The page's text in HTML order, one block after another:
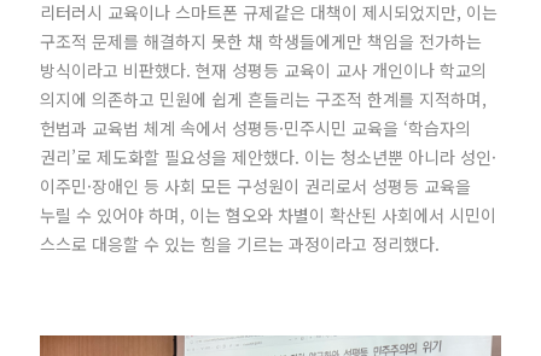
리터러시 교육이나 스마트폰 규제같은 대책이 제시되었지만, 이는
구조적 문제를 해결하지 못한 채 학생들에게만 책임을 전가하는
방식이라고 비판했다. 현재 성평등 교육이 교사 개인이나 학교의
의지에 의존하고 민원에 쉽게 흔들리는 구조적 한계를 지적하며,
헌법과 교육법 체계 속에서 성평등·민주시민 교육을 ‘학습자의
권리’로 제도화할 필요성을 제안했다. 이는 청소년뿐 아니라 성인·
이주민·장애인 등 사회 모든 구성원이 권리로서 성평등 교육을
누릴 수 있어야 하며, 이는 혐오와 차별이 확산된 사회에서 시민이
스스로 대응할 수 있는 힘을 기르는 과정이라고 정리했다.